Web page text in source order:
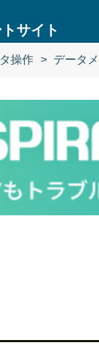
サイト
操作 データ